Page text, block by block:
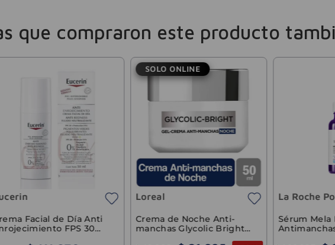
que compraron este producto
Facial de Día Anti
FPS 30
SOLO ONLINE
Loreal
Crema de Noche Anti-
manchas Glycolic Bright
La Roche
Sérum Mela